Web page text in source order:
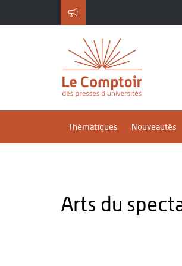
Thématiques Nouveautés
Arts du